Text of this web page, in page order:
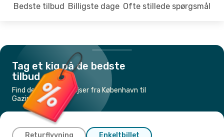
Bedste tilbud Billigste dage Ofte stillede spørgsmål
Tag et kig på de bedste
tilbud
Find de billigste flyrejser fra København til
Gazipasa
Returflyvning Enkeltbillet